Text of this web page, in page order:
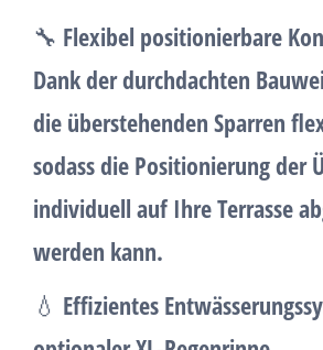
🔧 Flexibel positionierbare
Dank der durchdachten
die überstehenden Sparren
sodass die Positionierung der
individuell auf Ihre Terrasse
werden kann.
💧 Effizientes